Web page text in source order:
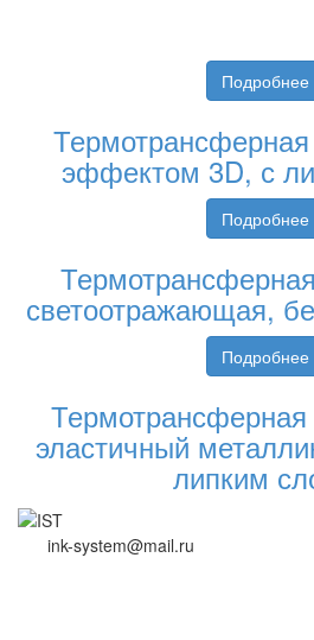
Подробнее
эффектом 3D, с
Подробнее
светоотражающая,
Подробнее
эластичный
липким
ink-system@mail.ru